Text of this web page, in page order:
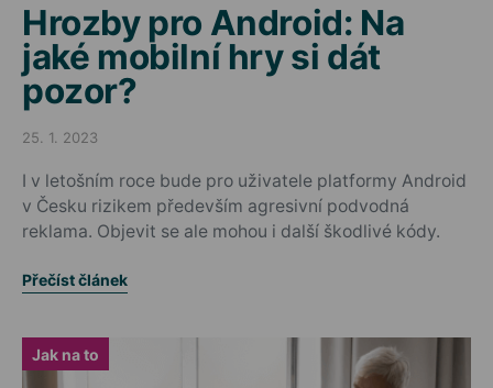
Hrozby pro Android: Na
jaké mobilní hry si dát
pozor?
Posted on
25. 1. 2023
I v letošním roce bude pro uživatele platformy Android
v Česku rizikem především agresivní podvodná
reklama. Objevit se ale mohou i další škodlivé kódy.
Přečíst článek
Jak na to